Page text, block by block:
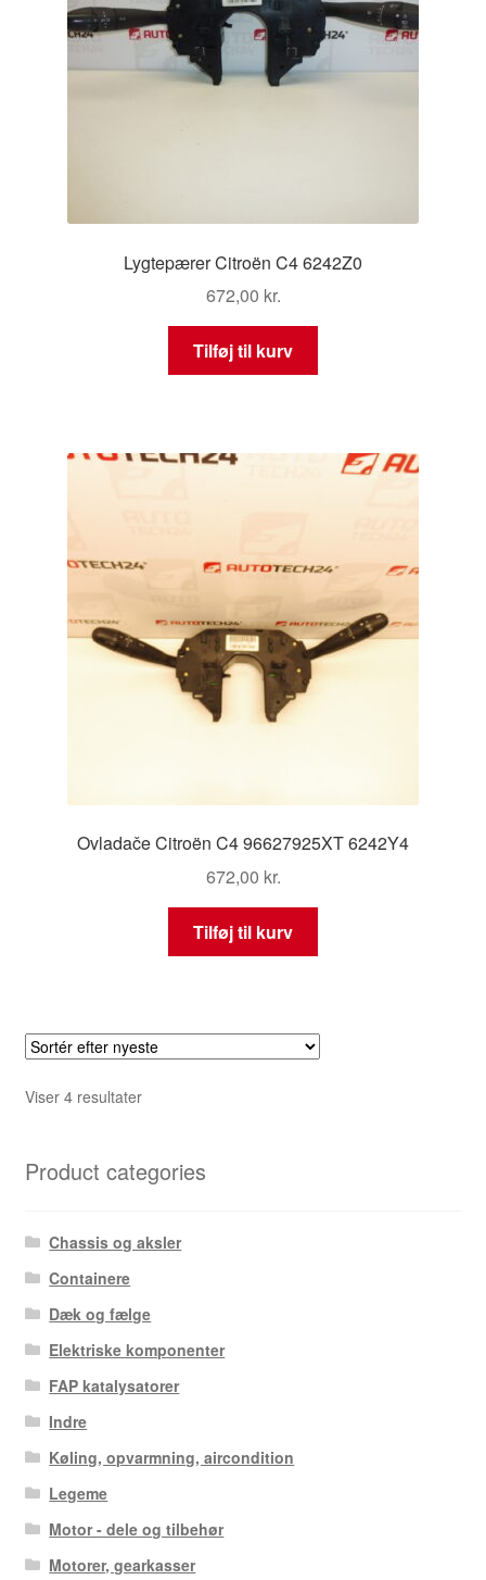
Lygtepærer Citroën C4 6242Z0
672,00 kr.
Tilføj til kurv
Ovladače Citroën C4 96627925XT 6242Y4
672,00 kr.
Tilføj til kurv
Viser 4 resultaterSorteret
Product categories
Chassis og aksler
Containere
Dæk og fælge
Elektriske komponenter
FAP katalysatorer
Indre
Køling, opvarmning, aircondition
Legeme
Motor - dele og tilbehør
Motorer, gearkasser